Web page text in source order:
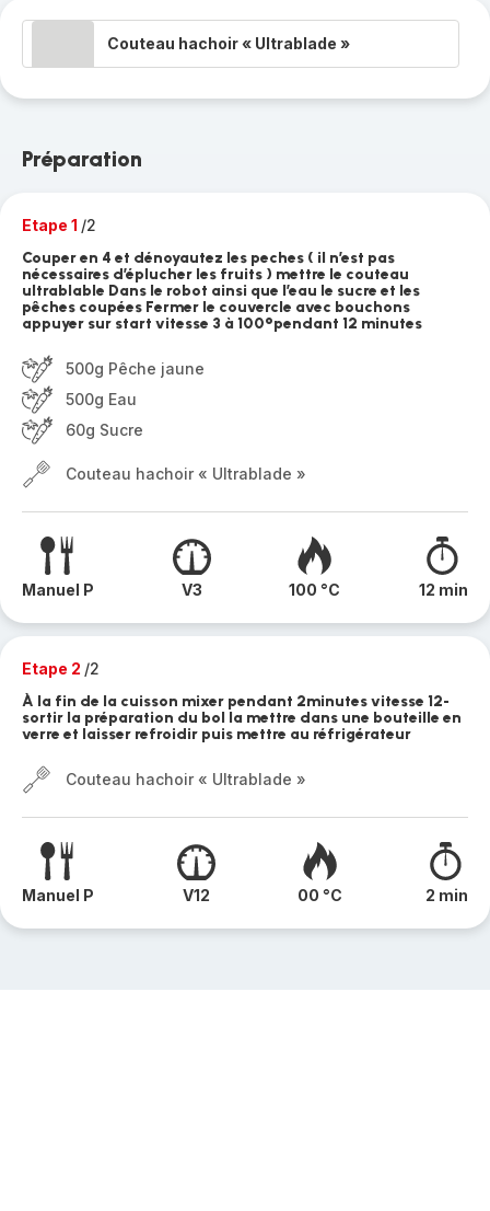
Couteau hachoir « Ultrablade »
Préparation
Etape 1 /2
Couper en 4 et dénoyautez les peches ( il n’est pas
nécessaires d’éplucher les fruits ) mettre le couteau
ultrablable Dans le robot ainsi que l’eau le sucre et les
pêches coupées Fermer le couvercle avec bouchons
appuyer sur start vitesse 3 à 100°pendant 12 minutes
500g Pêche jaune
500g Eau
60g Sucre
Couteau hachoir « Ultrablade »
Manuel P V3 100 °C 12 min
Etape 2 /2
À la fin de la cuisson mixer pendant 2minutes vitesse 12-
sortir la préparation du bol la mettre dans une bouteille en
verre et laisser refroidir puis mettre au réfrigérateur
Couteau hachoir « Ultrablade »
Manuel P V12 00 °C 2 min